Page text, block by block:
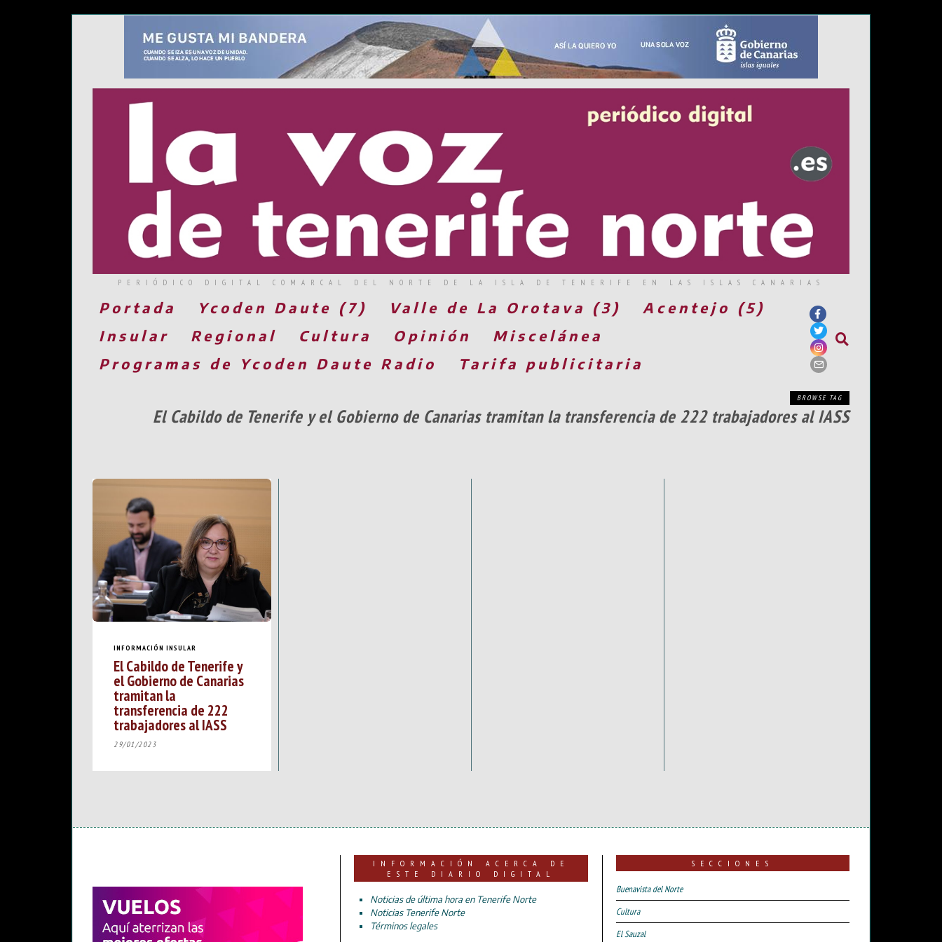
PERIÓDICO DIGITAL COMARCAL DEL NORTE DE LA ISLA DE TENERIFE EN LAS ISLAS CANARIAS
Portada Ycoden Daute (7) Valle de La Orotava (3)
Acentejo (5)
Insular
Regional Cultura Opinión
Miscelánea
Programas de Ycoden Daute Radio
Tarifa publicitaria
BROWSE TAG
El Cabildo de Tenerife y el Gobierno de Canarias tramitan la transferencia de 222 trabajadores al IASS
INFORMACIÓN INSULAR
El Cabildo de Tenerife y
el Gobierno de Canarias
tramitan la
transferencia de 222
trabajadores al IASS
29/01/2023
INFORMACIÓN ACERCA DE
ESTE DIARIO DIGITAL
Noticias de última hora en Tenerife Norte
Noticias Tenerife Norte
Términos legales
SECCIONES
Buenavista del Norte
Cultura
El Sauzal